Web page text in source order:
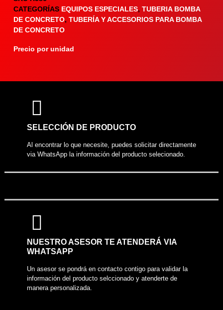
CATEGORÍAS EQUIPOS ESPECIALES, TUBERIA BOMBA
DE CONCRETO, TUBERÍA Y ACCESORIOS PARA BOMBA
DE CONCRETO
Precio por unidad
COMPARTIR PRODUCTO
SELECCIÓN DE PRODUCTO
Al encontrar lo que necesite, puedes solicitar directamente
via WhatsApp la información del producto selecionado.
NUESTRO ASESOR TE ATENDERÁ VIA
WHATSAPP
Un asesor se pondrá en contacto contigo para validar la
información del producto selccionado y atenderte de
manera personalizada.